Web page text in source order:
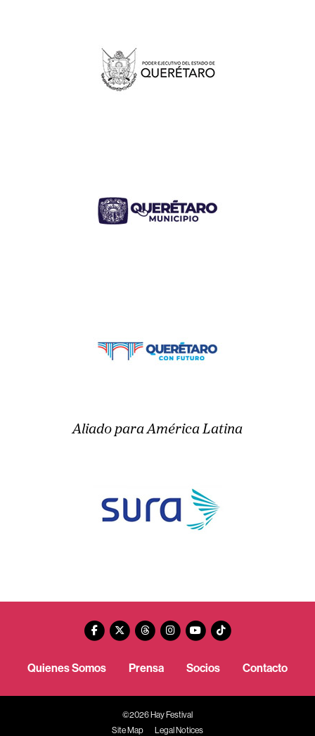
Aliado para América Latina
Quienes Somos Prensa Socios Contacto
©2026 Hay Festival
Site Map
Legal Notices